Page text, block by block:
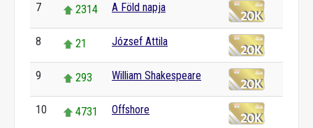
7 2314 A Föld napja
8 21 József Attila
9 293 William Shakespeare
10 4731 Offshore